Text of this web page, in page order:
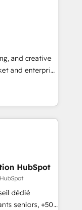
and
Tool.
need to
and grow
portal •
• Track
buyer journey
attract
and creative
and enterprise
turn
in 2024,
the ecosystem,
for itself.
delivering
the UK, USA,
and
HubSpot
dédié
seniors, +500